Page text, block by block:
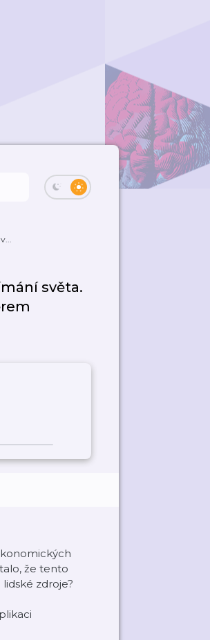
světa.
že tento
zdroje?